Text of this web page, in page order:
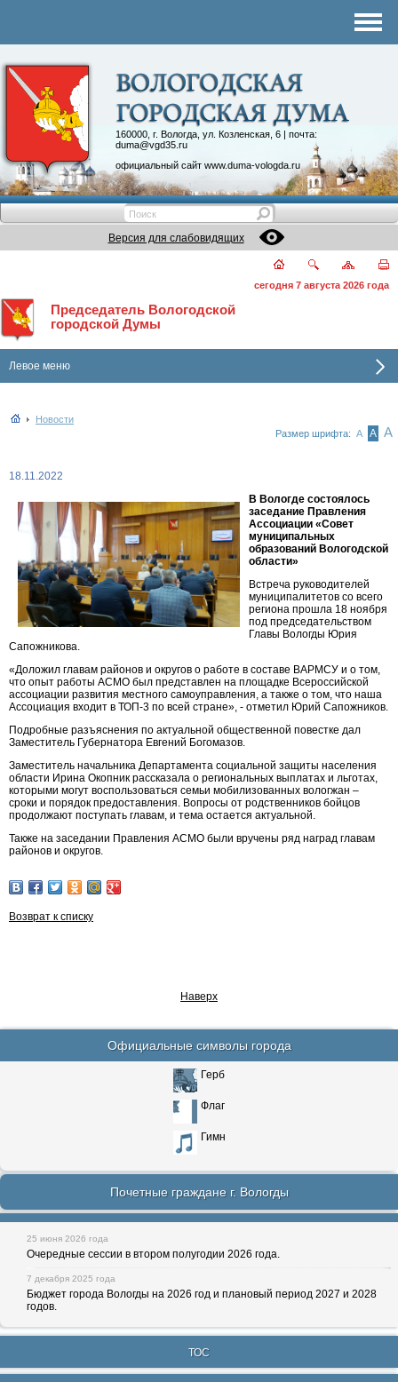
160000, г. Вологда, ул. Козленская, 6 | почта:
duma@vgd35.ru
официальный сайт www.duma-vologda.ru
Контакты
Депутатские объединения
Версия для слабовидящих
сегодня 7 августа 2026 года
Председатель Вологодской
городской Думы
Левое меню
Новости
Размер шрифта: А А А
18.11.2022
В Вологде состоялось
заседание Правления
Ассоциации «Совет
муниципальных
образований Вологодской
области»
Встреча руководителей
муниципалитетов со всего
региона прошла 18 ноября
под председательством
Главы Вологды Юрия
Сапожникова.
«Доложил главам районов и округов о работе в составе ВАРМСУ и о том,
что опыт работы АСМО был представлен на площадке Всероссийской
ассоциации развития местного самоуправления, а также о том, что наша
Ассоциация входит в ТОП-3 по всей стране», - отметил Юрий Сапожников.
Подробные разъяснения по актуальной общественной повестке дал
Заместитель Губернатора Евгений Богомазов.
Заместитель начальника Департамента социальной защиты населения
области Ирина Окопник рассказала о региональных выплатах и льготах,
которыми могут воспользоваться семьи мобилизованных вологжан –
сроки и порядок предоставления. Вопросы от родственников бойцов
продолжают поступать главам, и тема остается актуальной.
Также на заседании Правления АСМО были вручены ряд наград главам
районов и округов.
Возврат к списку
Наверх
Официальные символы города
Герб
Флаг
Гимн
Почетные граждане г. Вологды
25 июня 2026 года
Очередные сессии в втором полугодии 2026 года.
7 декабря 2025 года
Бюджет города Вологды на 2026 год и плановый период 2027 и 2028
годов.
ТОС